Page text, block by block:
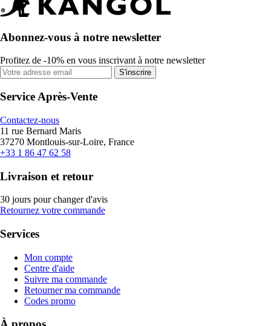
Abonnez-vous à notre newsletter
Profitez de -10% en vous inscrivant à notre newsletter
S'inscrire
Service Après-Vente
Contactez-nous
11 rue Bernard Maris
37270 Montlouis-sur-Loire, France
+33 1 86 47 62 58
Livraison et retour
30 jours pour changer d'avis
Retournez votre commande
Services
Mon compte
Centre d'aide
Suivre ma commande
Retourner ma commande
Codes promo